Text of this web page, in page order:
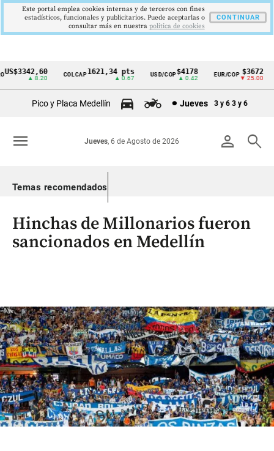
Cintillo
Colombia
▲ 8.20
COLCAP1621,34 pts
▲ 0.67
USD/COP$4178
▲ 0.42
EUR/COP $3672
▼ 25.00
Pico y Placa Medellín Jueves 3 y 6 3 y 6
person search
Jueves, 6 de Agosto de 2026
menu
Temas recomendados
Hinchas de Millonarios fueron
sancionados en Medellín
Este portal emplea cookies internas y de terceros con fines
estadísticos, funcionales y publicitarios. Puede aceptarlas o
consultar más en nuestra politica de cookies
CONTINUAR